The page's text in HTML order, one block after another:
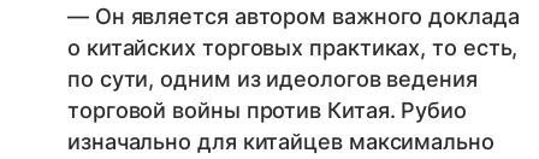
— Он является автором важного доклада
о китайских торговых практиках, то есть,
по сути, одним из идеологов ведения
торговой войны против Китая. Рубио
изначально для китайцев максимально